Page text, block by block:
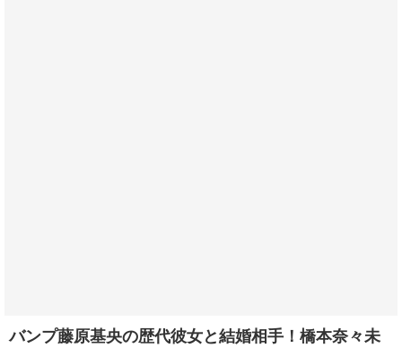
バンプ藤原基央の歴代彼女と結婚相手！橋本奈々未